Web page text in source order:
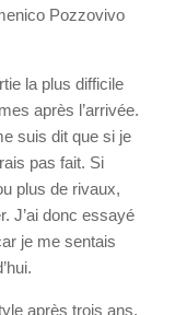
Pozzovivo
la plus difficile
après l’arrivée.
suis dit que si je
pas fait. Si
plus de rivaux,
J’ai donc essayé
je me sentais
après trois ans.